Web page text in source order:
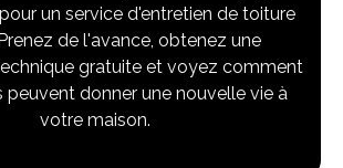
un service d'entretien de toiture
de l'avance, obtenez une
gratuite et voyez comment
peuvent donner une nouvelle vie à
votre maison.